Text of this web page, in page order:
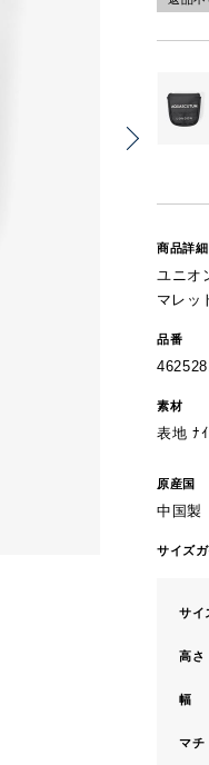
商品詳細
ユニオ
マレッ
品番
素材
表地 ﾅ
原産国
中国製
サイズ
サイ
高さ
幅
マチ